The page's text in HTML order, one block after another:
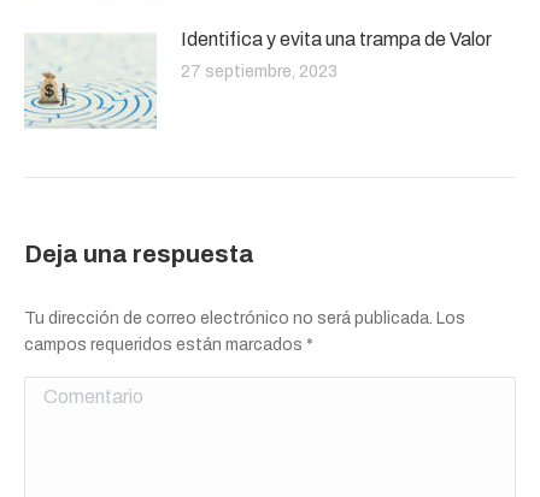
Identifica y evita una trampa de Valor
27 septiembre, 2023
Deja una respuesta
Tu dirección de correo electrónico no será publicada. Los
campos requeridos están marcados *
Comentario